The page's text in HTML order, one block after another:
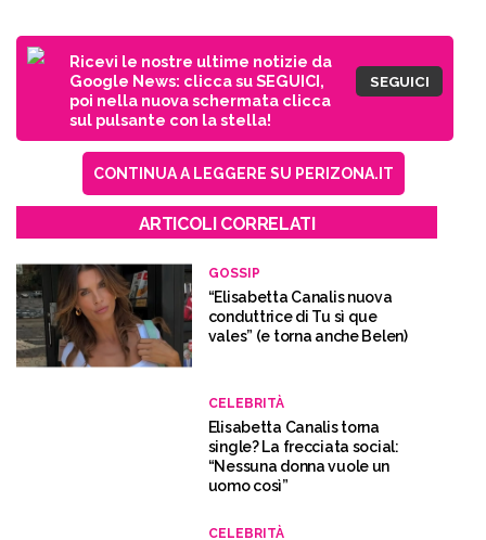
Ricevi le nostre ultime notizie da
Google News: clicca su SEGUICI,
poi nella nuova schermata clicca
sul pulsante con la stella!
SEGUICI
CONTINUA A LEGGERE SU PERIZONA.IT
ARTICOLI CORRELATI
GOSSIP
“Elisabetta Canalis nuova
conduttrice di Tu sì que
vales” (e torna anche Belen)
CELEBRITÀ
Elisabetta Canalis torna
single? La frecciata social:
“Nessuna donna vuole un
uomo così”
CELEBRITÀ